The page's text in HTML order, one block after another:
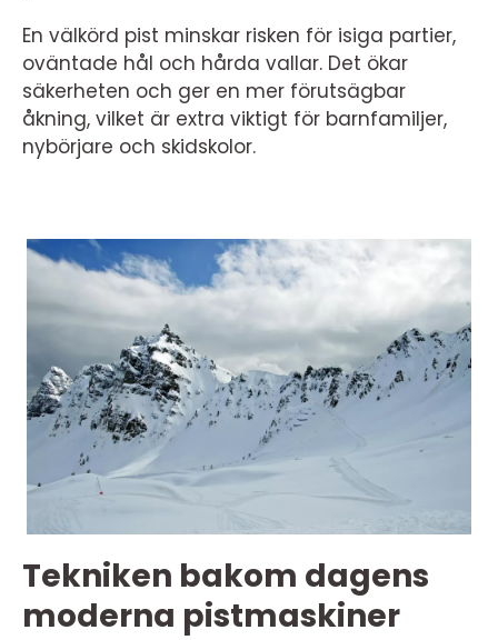
En välkörd pist minskar risken för isiga partier,
oväntade hål och hårda vallar. Det ökar
säkerheten och ger en mer förutsägbar
åkning, vilket är extra viktigt för barnfamiljer,
nybörjare och skidskolor.
Tekniken bakom dagens
moderna pistmaskiner